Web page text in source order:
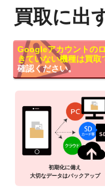
買取に出
Googleアカウントの
きていない機種は買取
確認ください。
初期化に備え
大切なデータはバックアップ